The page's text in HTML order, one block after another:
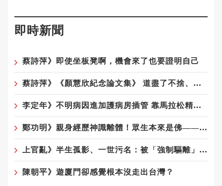
即時新聞
蔡詩萍》即使坐板凳啊，機會來了也要證明自己
蔡詩萍》《顏慧欣紀念論文集》 道盡了不捨、遺憾、沉痛
李定年》不明病因進加護病房插管 靠馬拉松精神從鬼門關返回
鄭功明》親身經歷神識離體！眾生本來是佛——宇宙真相在念佛中顯現10——念佛驚覺：原來佛性從未離開你
上官亂》半生孤影、一世污名：被「強制驅離」陰影籠罩的榮民陸配遺屬們
陳朝平》遊廈門卻感覺根本沒走出台灣？